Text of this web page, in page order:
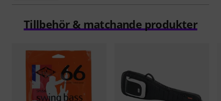
Tillbehör & matchande produkter